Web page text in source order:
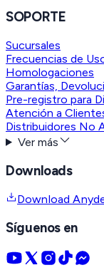
SOPORTE
Sucursales
Frecuencias de
Homologaciones
Garantías,
Pre-registro para
Atención a
Distribuidores No
Ver más
Downloads
Download
Síguenos en